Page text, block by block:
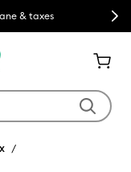
& taxes Next